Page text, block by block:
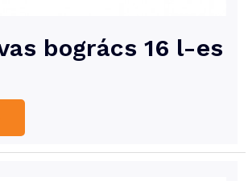
bogrács 16 l-es